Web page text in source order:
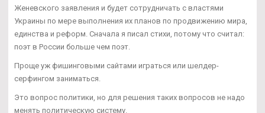
Женевского заявления и будет сотрудничать с властями
Украины по мере выполнения их планов по продвижению мира,
единства и реформ. Сначала я писал стихи, потому что считал:
поэт в России больше чем поэт.
Проще уж фишинговыми сайтами играться или шелдер-
серфингом заниматься.
Это вопрос политики, но для решения таких вопросов не надо
менять политическую систему.